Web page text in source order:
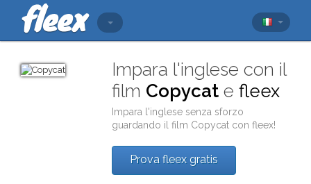
Impara l'inglese con il
film Copycat efleex
Impara l'inglese senza sforzo
guardando il film Copycat confleex!
Prova fleex gratis